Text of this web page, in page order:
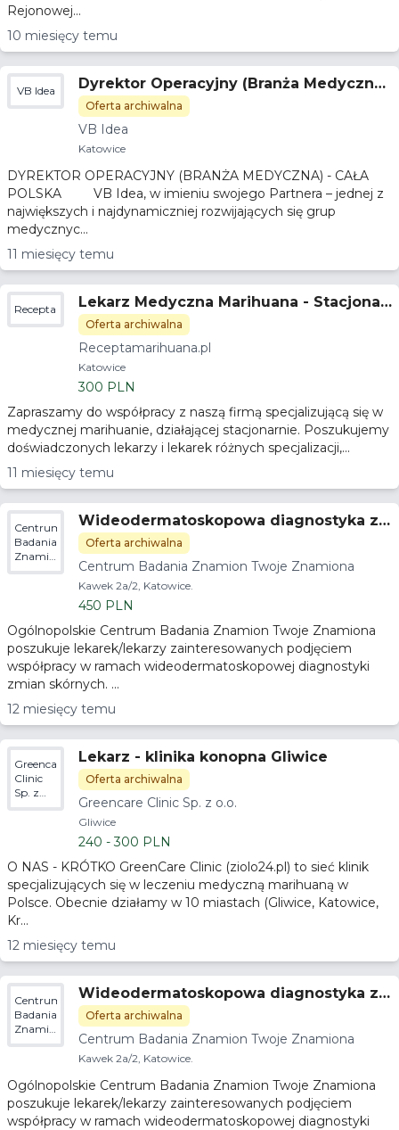
Rejonowej...
10 miesięcy temu
VB Idea
Dyrektor Operacyjny (Branża Medyczna)
- cała Polska
Oferta archiwalna
VB Idea
Katowice
DYREKTOR OPERACYJNY (BRANŻA MEDYCZNA) - CAŁA
POLSKA VB Idea, w imieniu swojego Partnera – jednej z
największych i najdynamiczniej rozwijających się grup
medycznyc...
11 miesięcy temu
Receptamarihuana.plLekarz Medyczna Marihuana - Stacjonar
nie
Oferta archiwalna
Receptamarihuana.pl
Katowice
300 PLN
Zapraszamy do współpracy z naszą firmą specjalizującą się w
medycznej marihuanie, działającej stacjonarnie. Poszukujemy
doświadczonych lekarzy i lekarek różnych specjalizacji,...
11 miesięcy temu
Centrum
Badania
Znamion
Twoje
Wideodermatoskopowa diagnostyka z
mian skórnych
Oferta archiwalna
Centrum Badania Znamion Twoje Znamiona
Kawek 2a/2, Katowice.
450 PLN
Ogólnopolskie Centrum Badania Znamion Twoje Znamiona
poszukuje lekarek/lekarzy zainteresowanych podjęciem
współpracy w ramach wideodermatoskopowej diagnostyki
zmian skórnych. ...
12 miesięcy temu
Greencare
Clinic
Sp. z
o.o.
Lekarz - klinika konopna Gliwice
Oferta archiwalna
Greencare Clinic Sp. z o.o.
Gliwice
240 - 300 PLN
O NAS - KRÓTKO GreenCare Clinic (ziolo24.pl) to sieć klinik
specjalizujących się w leczeniu medyczną marihuaną w
Polsce. Obecnie działamy w 10 miastach (Gliwice, Katowice,
Kr...
12 miesięcy temu
Centrum
Badania
Znamion
Twoje
Wideodermatoskopowa diagnostyka z
mian skórnych
Oferta archiwalna
Centrum Badania Znamion Twoje Znamiona
Kawek 2a/2, Katowice.
Ogólnopolskie Centrum Badania Znamion Twoje Znamiona
poszukuje lekarek/lekarzy zainteresowanych podjęciem
współpracy w ramach wideodermatoskopowej diagnostyki